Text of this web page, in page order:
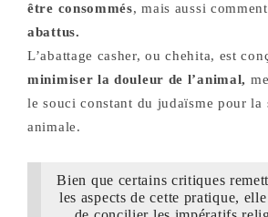
être consommés, mais aussi
abattus.
L’abattage casher, ou chehita, est
minimiser la douleur de l’animal,
le souci constant du judaïsme pour la
animale.
Bien que certains critiques
les aspects de cette pratique,